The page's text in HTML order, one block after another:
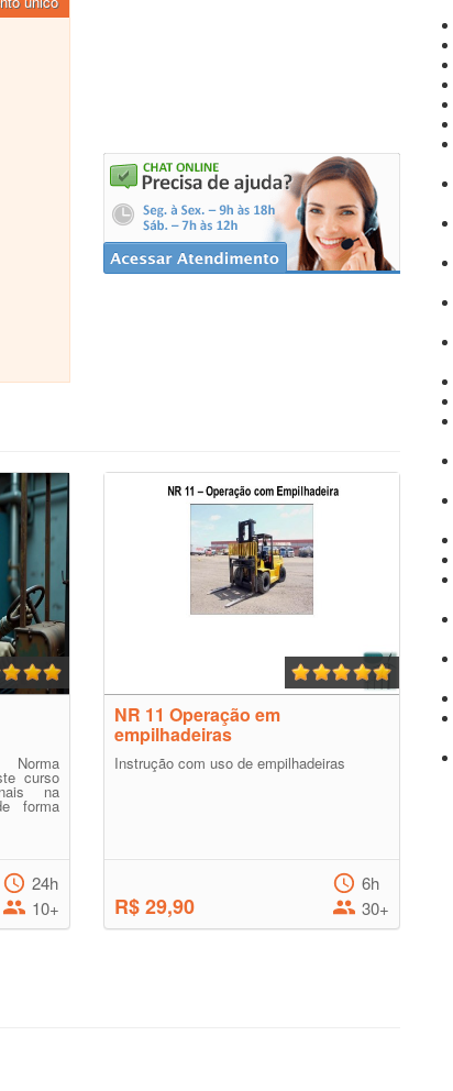
curso
na
forma
24h
10+
NR 11 Operação em
empilhadeiras
Instrução com uso de empilhadeiras
R$ 29,90
6h
30+